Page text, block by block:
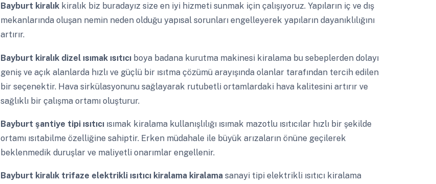
Bayburt kiralık kiralık biz buradayız size en iyi hizmeti sunmak için çalışıyoruz. Yapıların iç ve dış
mekanlarında oluşan nemin neden olduğu yapısal sorunları engelleyerek yapıların dayanıklılığını
artırır.
Bayburt kiralık dizel ısımak ısıtıcı boya badana kurutma makinesi kiralama bu sebeplerden dolayı
geniş ve açık alanlarda hızlı ve güçlü bir ısıtma çözümü arayışında olanlar tarafından tercih edilen
bir seçenektir. Hava sirkülasyonunu sağlayarak rutubetli ortamlardaki hava kalitesini artırır ve
sağlıklı bir çalışma ortamı oluşturur.
Bayburt şantiye tipi ısıtıcı ısımak kiralama kullanışlılığı ısımak mazotlu ısıtıcılar hızlı bir şekilde
ortamı ısıtabilme özelliğine sahiptir. Erken müdahale ile büyük arızaların önüne geçilerek
beklenmedik duruşlar ve maliyetli onarımlar engellenir.
Bayburt kiralık trifaze elektrikli ısıtıcı kiralama kiralama sanayi tipi elektrikli ısıtıcı kiralama